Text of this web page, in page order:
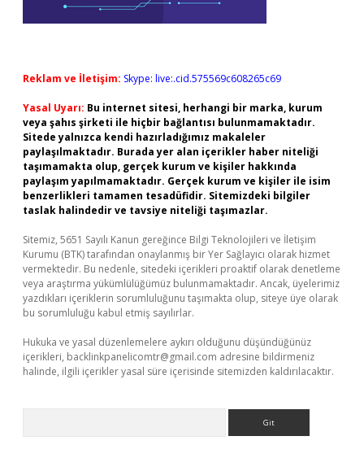
Reklam ve İletişim: Skype: live:.cid.575569c608265c69
Yasal Uyarı: Bu internet sitesi, herhangi bir marka, kurum
veya şahıs şirketi ile hiçbir bağlantısı bulunmamaktadır.
Sitede yalnızca kendi hazırladığımız makaleler
paylaşılmaktadır. Burada yer alan içerikler haber niteliği
taşımamakta olup, gerçek kurum ve kişiler hakkında
paylaşım yapılmamaktadır. Gerçek kurum ve kişiler ile isim
benzerlikleri tamamen tesadüfidir. Sitemizdeki bilgiler
taslak halindedir ve tavsiye niteliği taşımazlar.
Sitemiz, 5651 Sayılı Kanun gereğince Bilgi Teknolojileri ve İletişim
Kurumu (BTK) tarafından onaylanmış bir Yer Sağlayıcı olarak hizmet
vermektedir. Bu nedenle, sitedeki içerikleri proaktif olarak denetleme
veya araştırma yükümlülüğümüz bulunmamaktadır. Ancak, üyelerimiz
yazdıkları içeriklerin sorumluluğunu taşımakta olup, siteye üye olarak
bu sorumluluğu kabul etmiş sayılırlar.
Hukuka ve yasal düzenlemelere aykırı olduğunu düşündüğünüz
içerikleri, backlinkpanelicomtr@gmail.com adresine bildirmeniz
halinde, ilgili içerikler yasal süre içerisinde sitemizden kaldırılacaktır.